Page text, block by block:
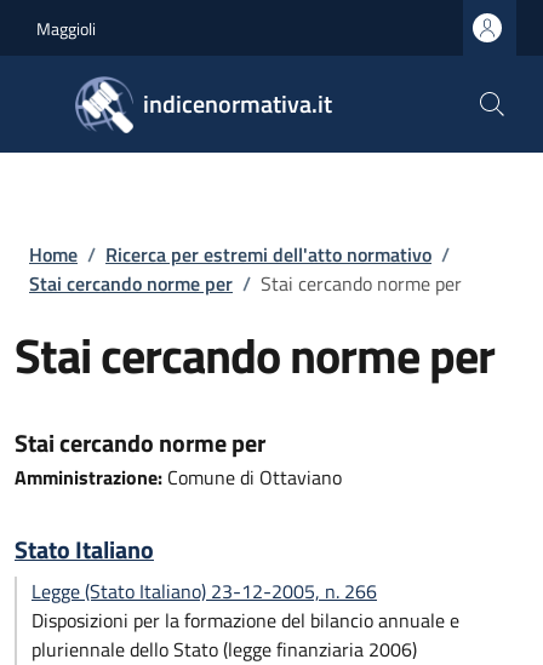
Maggioli
indicenormativa.it
Briciole di pane
Home / Ricerca per estremi dell'atto normativo /
Stai cercando norme per / Stai cercando norme per
Stai cercando norme per
Stai cercando norme per
Amministrazione: Comune di Ottaviano
Stato Italiano
Legge (Stato Italiano) 23-12-2005, n. 266
Disposizioni per la formazione del bilancio annuale e
pluriennale dello Stato (legge finanziaria 2006)